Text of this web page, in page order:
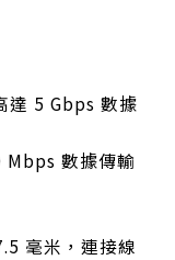
達 5 Gbps 數據
Mbps 數據傳輸
毫米，連接線